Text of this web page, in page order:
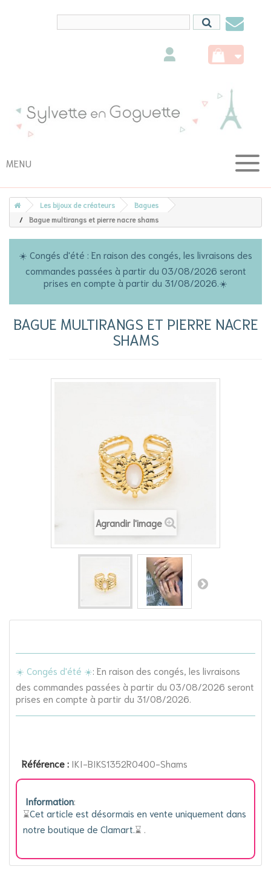
nous
MENU
Les bijoux de créateurs
Bagues
Bague multirangs et pierre nacre shams
☀️ Congés d'été : En raison des congés, les livraisons des
commandes passées à partir du 03/08/2026 seront
prises en compte à partir du 31/08/2026.☀️
BAGUE MULTIRANGS ET PIERRE NACRE
SHAMS
Agrandir l'image
☀️ Congés d'été ☀️: En raison des congés, les livraisons
des commandes passées à partir du 03/08/2026 seront
prises en compte à partir du 31/08/2026.
Référence : IKI-BIKS1352R0400-Shams
Information:
⌛️Cet article est désormais en vente uniquement dans
notre boutique de Clamart.⌛️ .